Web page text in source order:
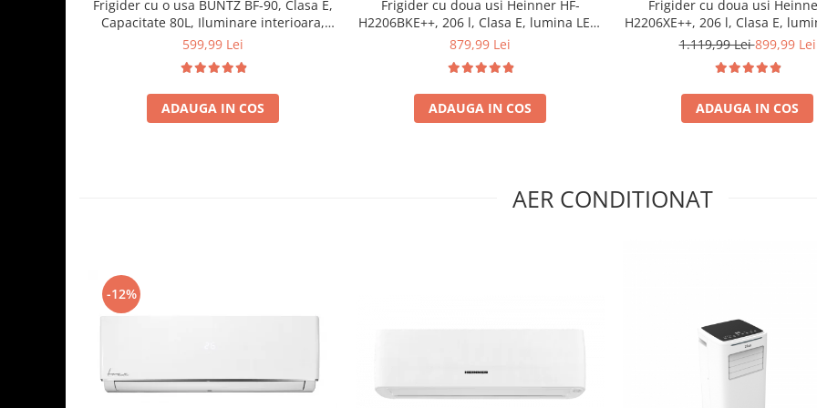
Frigider cu o usa BUNTZ BF-90, Clasa E,
Capacitate 80L, Iluminare interioara,
Compartiment gheata, H 83 cm, Alb
599,99 Lei
ADAUGA IN COS
Frigider cu doua usi Heinner HF-
H2206BKE++, 206 l, Clasa E, lumina LED,
3 rafturi de sticla, H 143 cm, Negru
879,99 Lei
ADAUGA IN COS
Frigider cu doua usi
H2206XE++, 206 l, Clasa E,
rafturi de sticla, H 143
1.119,99 Lei899,99 Lei
ADAUGA IN COS
AER CONDITIONAT
-12%